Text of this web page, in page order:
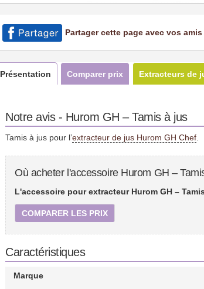
Partager cette page avec vos
Présentation Comparer prix Extracteurs de
Notre avis - Hurom GH – Tamis à jus
Tamis à jus pour l’extracteur de jus Hurom GH Chef
Où acheter l'accessoire Hurom GH –
L'accessoire pour extracteur Hurom GH –
COMPARER LES PRIX
Caractéristiques
Marque